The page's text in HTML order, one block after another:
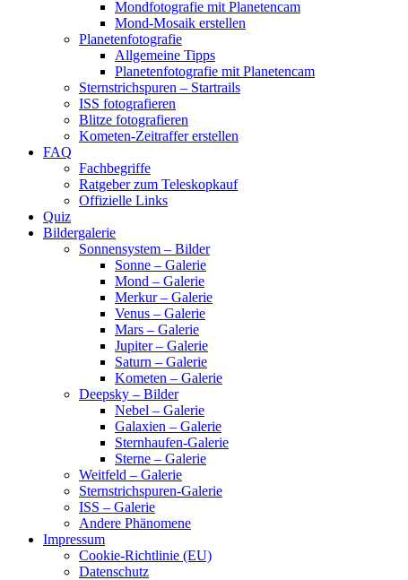
Mondfotografie mit Planetencam
Mond-Mosaik erstellen
Planetenfotografie
Allgemeine Tipps
Planetenfotografie mit Planetencam
Sternstrichspuren – Startrails
ISS fotografieren
Blitze fotografieren
Kometen-Zeitraffer erstellen
FAQ
Fachbegriffe
Ratgeber zum Teleskopkauf
Offizielle Links
Quiz
Bildergalerie
Sonnensystem – Bilder
Sonne – Galerie
Mond – Galerie
Merkur – Galerie
Venus – Galerie
Mars – Galerie
Jupiter – Galerie
Saturn – Galerie
Kometen – Galerie
Deepsky – Bilder
Nebel – Galerie
Galaxien – Galerie
Sternhaufen-Galerie
Sterne – Galerie
Weitfeld – Galerie
Sternstrichspuren-Galerie
ISS – Galerie
Andere Phänomene
Impressum
Cookie-Richtlinie (EU)
Datenschutz